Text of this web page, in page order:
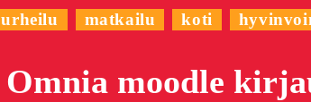
urheilu matkailu koti
Omnia moodle